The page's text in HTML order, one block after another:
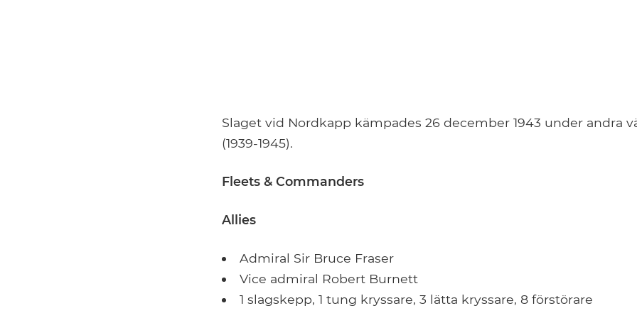
Slaget vid Nordkapp kämpades 26 december 1943 under andra
(1939-1945).
Fleets & Commanders
Allies
Admiral Sir Bruce Fraser
Vice admiral Robert Burnett
1 slagskepp, 1 tung kryssare, 3 lätta kryssare, 8 förstörare